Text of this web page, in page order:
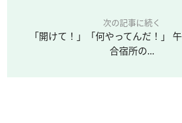
次の記事に続く
「開けて！」「何やってんだ！」
合宿所の...